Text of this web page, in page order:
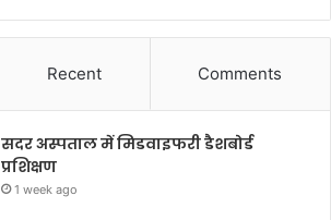
Recent Comments
सदर अस्पताल में मिडवाइफरी डैशबोर्ड
प्रशिक्षण
1 week ago